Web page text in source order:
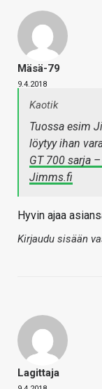
Mäsä-79
9.4.2018
Kaotik
Tuossa esim
löytyy ihan
GT 700 sarja
Jimms.fi
Hyvin ajaa
Kirjaudu sisään
Lagittaja